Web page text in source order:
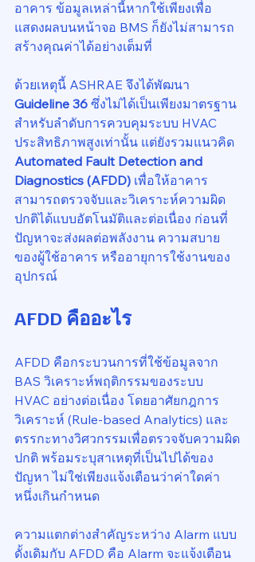
อาคาร ข้อมูลเหล่านี้หากใช้เพียงเพื่อ
แสดงผลบนหน้าจอ BMS ก็ยังไม่สามารถ
สร้างคุณค่าได้อย่างเต็มที่
ด้วยเหตุนี้ ASHRAE จึงได้พัฒนา
Guideline 36 ซึ่งไม่ได้เป็นเพียงมาตรฐาน
สำหรับลำดับการควบคุมระบบ HVAC
ประสิทธิภาพสูงเท่านั้น แต่ยังรวมแนวคิด
Automated Fault Detection and
Diagnostics (AFDD) เพื่อให้อาคาร
สามารถตรวจจับและวิเคราะห์ความผิด
ปกติได้แบบอัตโนมัติและต่อเนื่อง ก่อนที่
ปัญหาจะส่งผลต่อพลังงาน ความสบาย
ของผู้ใช้อาคาร หรืออายุการใช้งานของ
อุปกรณ์
AFDD คืออะไร
AFDD คือกระบวนการที่ใช้ข้อมูลจาก
BAS วิเคราะห์พฤติกรรมของระบบ
HVAC อย่างต่อเนื่อง โดยอาศัยกฎการ
วิเคราะห์ (Rule-based Analytics) และ
ตรรกะทางวิศวกรรมเพื่อตรวจจับความผิด
ปกติ พร้อมระบุสาเหตุที่เป็นไปได้ของ
ปัญหา ไม่ใช่เพียงแจ้งเตือนว่าค่าใดค่า
หนึ่งเกินกำหนด
ความแตกต่างสำคัญระหว่าง Alarm แบบ
ดั้งเดิมกับ AFDD คือ Alarm จะแจ้งเตือน